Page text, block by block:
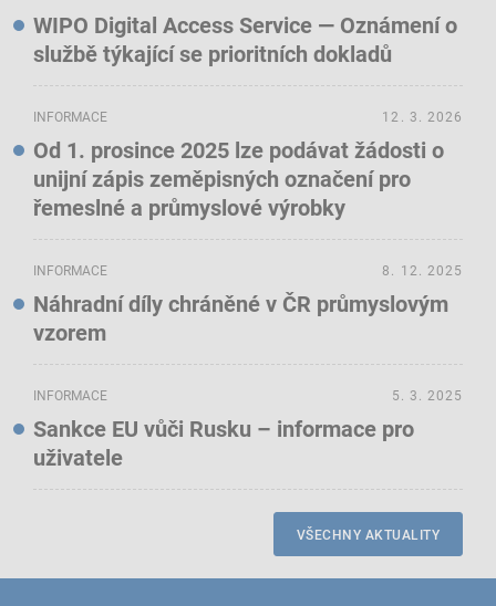
WIPO Digital Access Service — Oznámení o
službě týkající se prioritních dokladů
INFORMACE
Od 1. prosince 2025 lze podávat žádosti o
unijní zápis zeměpisných označení pro
řemeslné a průmyslové výrobky
12. 3. 2026
INFORMACE
Náhradní díly chráněné v ČR průmyslovým
vzorem
8. 12. 2025
INFORMACE
Sankce EU vůči Rusku – informace pro
uživatele
5. 3. 2025
VŠECHNY AKTUALITY